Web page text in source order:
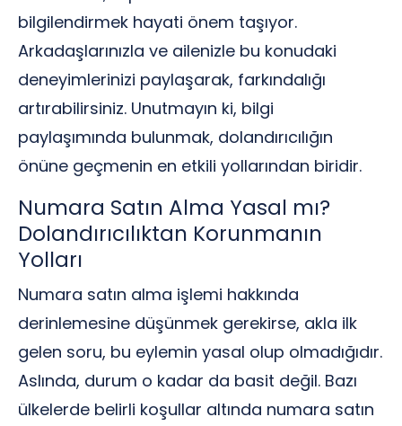
bilgilendirmek hayati önem taşıyor.
Arkadaşlarınızla ve ailenizle bu konudaki
deneyimlerinizi paylaşarak, farkındalığı
artırabilirsiniz. Unutmayın ki, bilgi
paylaşımında bulunmak, dolandırıcılığın
önüne geçmenin en etkili yollarından biridir.
Numara Satın Alma Yasal mı?
Dolandırıcılıktan Korunmanın
Yolları
Numara satın alma işlemi hakkında
derinlemesine düşünmek gerekirse, akla ilk
gelen soru, bu eylemin yasal olup olmadığıdır.
Aslında, durum o kadar da basit değil. Bazı
ülkelerde belirli koşullar altında numara satın